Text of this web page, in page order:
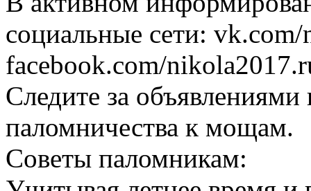
социальные сети:
facebook.com/
Следите за
паломничества к мощам.
Советы паломникам: